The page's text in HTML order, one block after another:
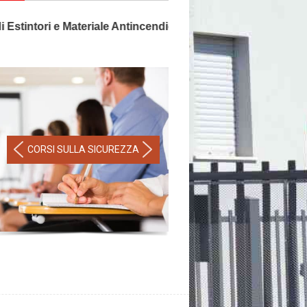
e Materiale Antincendio, la sicurezza non ha
CORSI SULLA SICUREZZA